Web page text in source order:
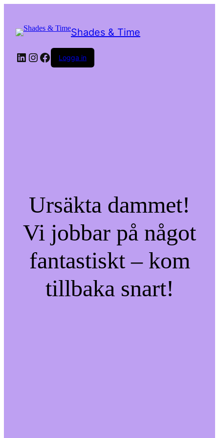
Shades & Time
LinkedIn
Instagram
Facebook
Logga in
Ursäkta dammet!
Vi jobbar på något
fantastiskt – kom
tillbaka snart!